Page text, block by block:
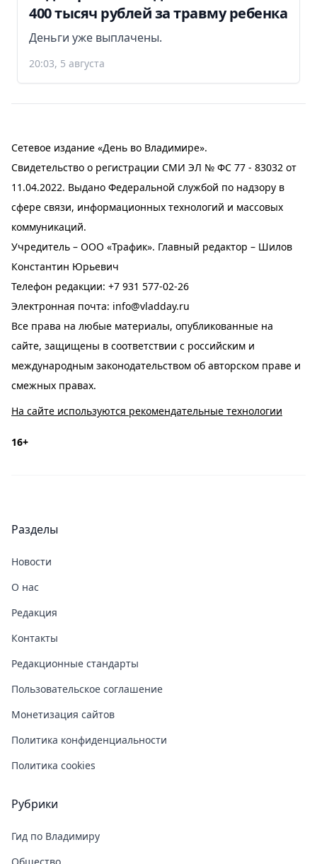
400 тысяч рублей за травму ребенка
Деньги уже выплачены.
20:03, 5 августа
Сетевое издание «День во Владимире».
Свидетельство о регистрации СМИ ЭЛ № ФС 77 - 83032 от
11.04.2022. Выдано Федеральной службой по надзору в
сфере связи, информационных технологий и массовых
коммуникаций.
Учредитель – ООО «Трафик». Главный редактор – Шилов
Константин Юрьевич
Телефон редакции: +7 931 577-02-26
Электронная почта: info@vladday.ru
Все права на любые материалы, опубликованные на
сайте, защищены в соответствии с российским и
международным законодательством об авторском праве и
смежных правах.
На сайте используются рекомендательные технологии
16+
Разделы
Новости
О нас
Редакция
Контакты
Редакционные стандарты
Пользовательское соглашение
Монетизация сайтов
Политика конфиденциальности
Политика cookies
Рубрики
Гид по Владимиру